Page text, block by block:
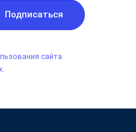
Подписаться
сайта